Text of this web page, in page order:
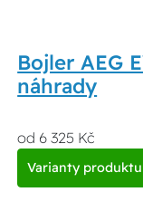
Bojler AEG
náhrady
od 6 325 Kč
Varianty produktu